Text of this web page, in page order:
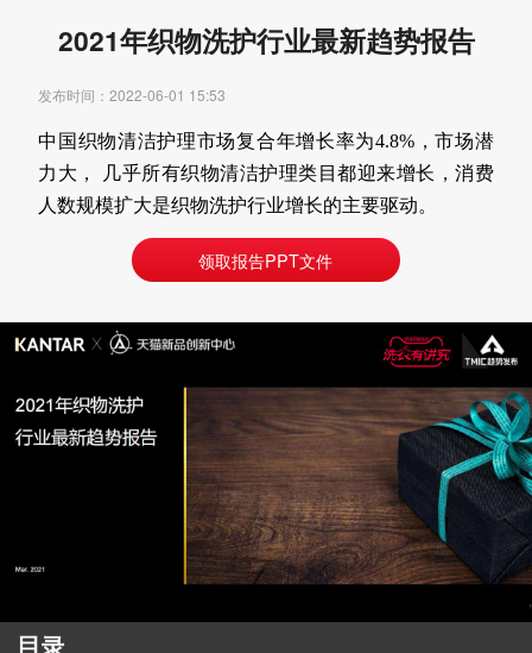
2021年织物洗护行业最新趋势报告
发布时间：2022-06-01 15:53
中国织物清洁护理市场复合年增长率为4.8%，市场潜
力大， 几乎所有织物清洁护理类目都迎来增长，消费
人数规模扩大是织物洗护行业增长的主要驱动。
领取报告PPT文件